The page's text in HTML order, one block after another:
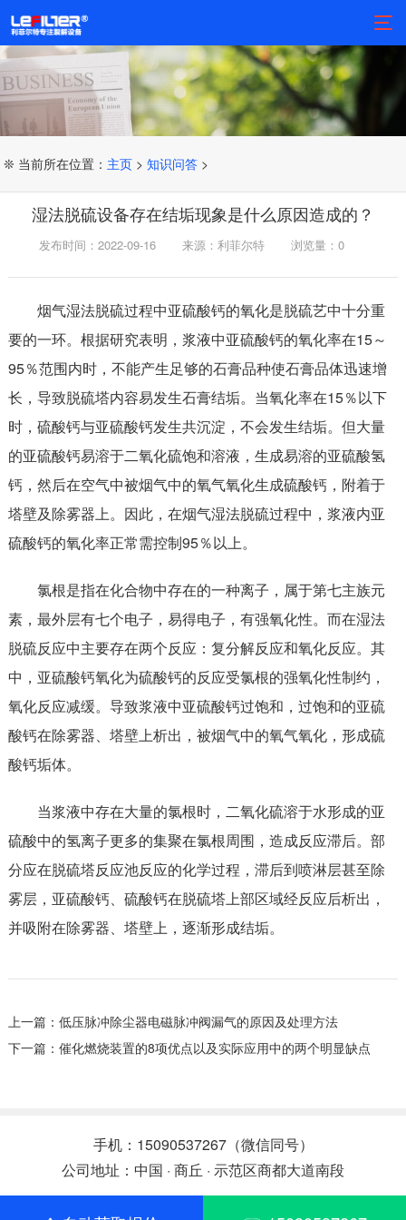
❊ 当前所在位置： 主页 >知识问答 >
湿法脱硫设备存在结垢现象是什么原因造成的？
发布时间：2022-09-16 来源：利菲尔特 浏览量： 0
烟气湿法脱硫过程中亚硫酸钙的氧化是脱硫艺中十分重
要的一环。根据研究表明，浆液中亚硫酸钙的氧化率在15～
95％范围内时，不能产生足够的石膏品种使石膏品体迅速增
长，导致脱硫塔内容易发生石膏结垢。当氧化率在15％以下
时，硫酸钙与亚硫酸钙发生共沉淀，不会发生结垢。但大量
的亚硫酸钙易溶于二氧化硫饱和溶液，生成易溶的亚硫酸氢
钙，然后在空气中被烟气中的氧气氧化生成硫酸钙，附着于
塔壁及除雾器上。因此，在烟气湿法脱硫过程中，浆液内亚
硫酸钙的氧化率正常需控制95％以上。
氯根是指在化合物中存在的一种离子，属于第七主族元
素，最外层有七个电子，易得电子，有强氧化性。而在湿法
脱硫反应中主要存在两个反应：复分解反应和氧化反应。其
中，亚硫酸钙氧化为硫酸钙的反应受氯根的强氧化性制约，
氧化反应减缓。导致浆液中亚硫酸钙过饱和，过饱和的亚硫
酸钙在除雾器、塔壁上析出，被烟气中的氧气氧化，形成硫
酸钙垢体。
当浆液中存在大量的氯根时，二氧化硫溶于水形成的亚
硫酸中的氢离子更多的集聚在氯根周围，造成反应滞后。部
分应在脱硫塔反应池反应的化学过程，滞后到喷淋层甚至除
雾层，亚硫酸钙、硫酸钙在脱硫塔上部区域经反应后析出，
并吸附在除雾器、塔壁上，逐渐形成结垢。
上一篇： 低压脉冲除尘器电磁脉冲阀漏气的原因及处理方法
下一篇： 催化燃烧装置的8项优点以及实际应用中的两个明显缺点
手机：15090537267（微信同号）
公司地址：中国 · 商丘 · 示范区商都大道南段